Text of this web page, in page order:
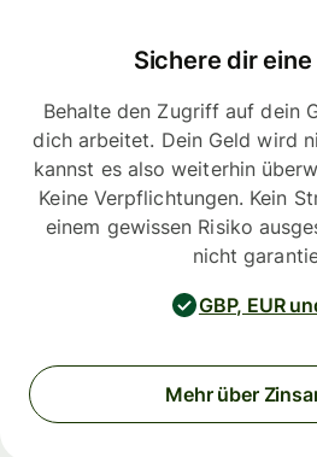
Sichere dir
Behalte den Zugriff auf dein
dich arbeitet. Dein Geld wird
kannst es also weiterhin
Keine Verpflichtungen. Kein
einem gewissen Risiko
nicht
GBP, EUR
Mehr über